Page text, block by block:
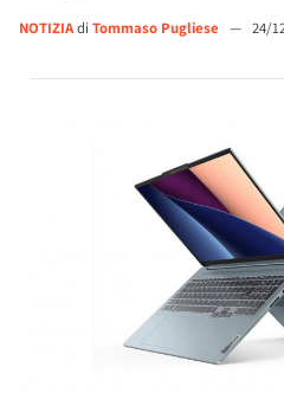
NOTIZIAdi Tommaso Pugliese — 24/